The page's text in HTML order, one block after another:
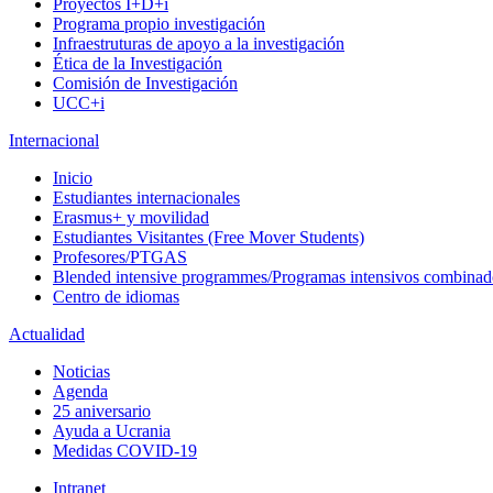
Proyectos I+D+i
Programa propio investigación
Infraestruturas de apoyo a la investigación
Ética de la Investigación
Comisión de Investigación
UCC+i
Internacional
Inicio
Estudiantes internacionales
Erasmus+ y movilidad
Estudiantes Visitantes (Free Mover Students)
Profesores/PTGAS
Blended intensive programmes/Programas intensivos
Centro de idiomas
Actualidad
Noticias
Agenda
25 aniversario
Ayuda a Ucrania
Medidas COVID-19
Intranet